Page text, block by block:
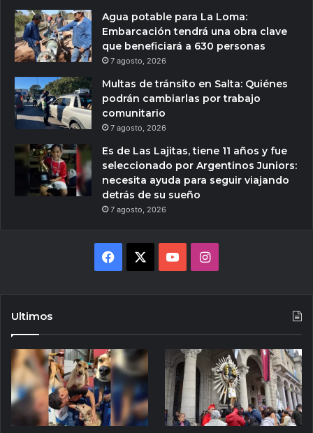
Agua potable para La Loma:
Embarcación tendrá una obra clave
que beneficiará a 630 personas
7 agosto, 2026
Multas de tránsito en Salta: Quiénes
podrán cambiarlas por trabajo
comunitario
7 agosto, 2026
Es de Las Lajitas, tiene 11 años y fue
seleccionado por Argentinos Juniors:
necesita ayuda para seguir viajando
detrás de su sueño
7 agosto, 2026
Facebook YouTubeInstagram
Ultimos